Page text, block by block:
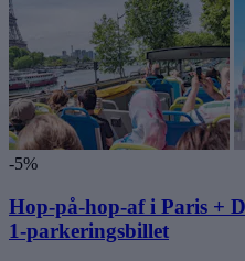
-5%
Hop-på-hop-af i Paris +
1-parkeringsbillet